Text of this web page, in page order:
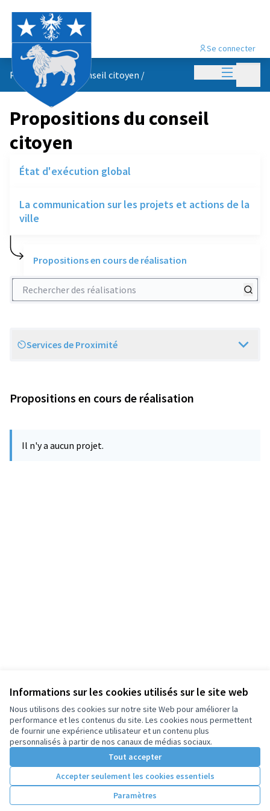
Informations sur les cookies utilisés sur le site web
Nous utilisons des cookies sur notre site Web pour améliorer la
performance et les contenus du site. Les cookies nous permettent
de fournir une expérience utilisateur et un contenu plus
personnalisés à partir de nos canaux de médias sociaux.
Tout accepter
Accepter seulement les cookies essentiels
Paramètres
Menu
Se connecter
Propositions du conseil citoyen /
Propositions du conseil
citoyen
État d'exécution global
La communication sur les projets et actions de la
ville
Propositions en cours de réalisation
Rechercher des réalisations
Scope
Services de Proximité
Propositions en cours de réalisation
Il n'y a aucun projet.